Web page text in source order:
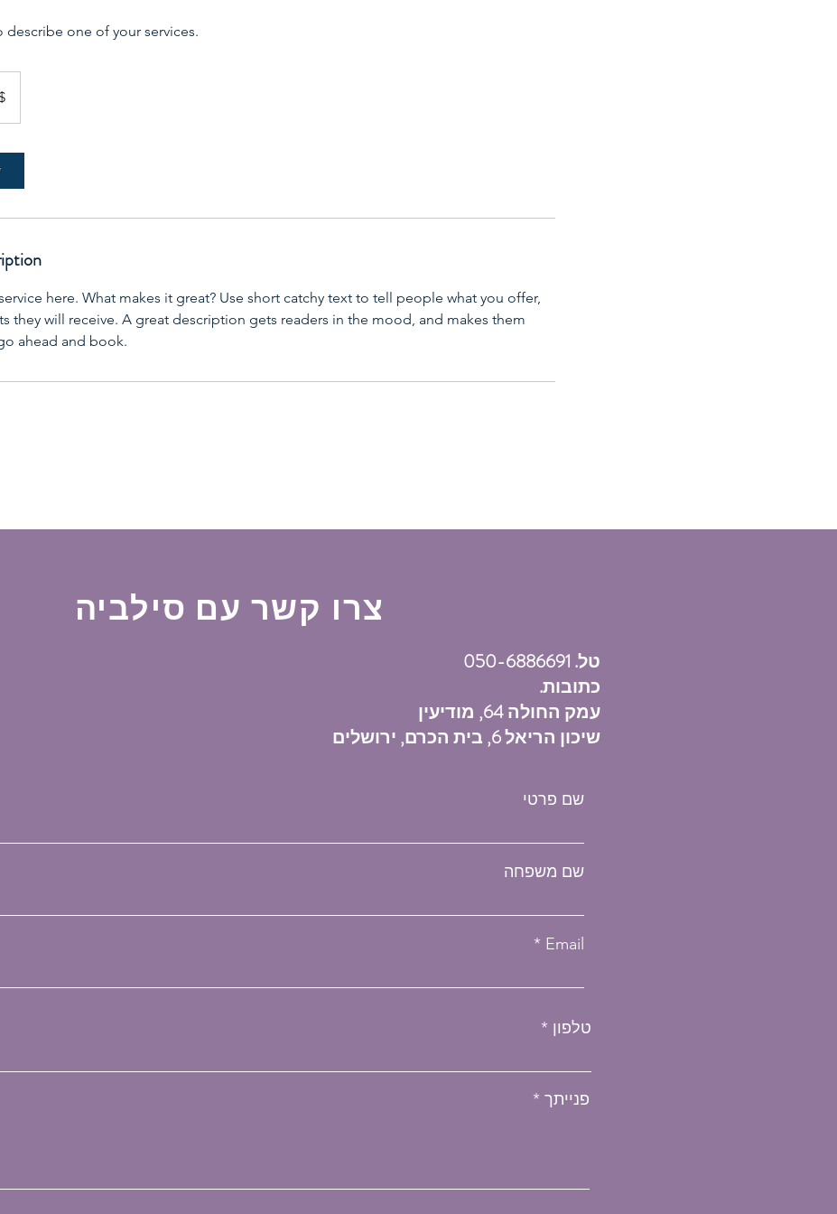
describe one of your services.
‏$
here. What makes it great? Use short catchy text to tell people what you offer,
they will receive. A great description gets readers in the mood, and makes them
ahead and book.
צרו קשר עם סילביה
טל. 050-6886691
כתובות.
עמק החולה 64, מודיעין
שיכון הריאל 6, בית הכרם, ירושלים
שם פרטי
שם משפחה
Email
טלפון
פנייתך